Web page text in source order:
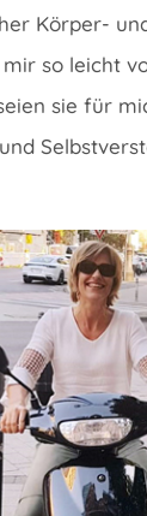
Körper-
so leicht
sie für